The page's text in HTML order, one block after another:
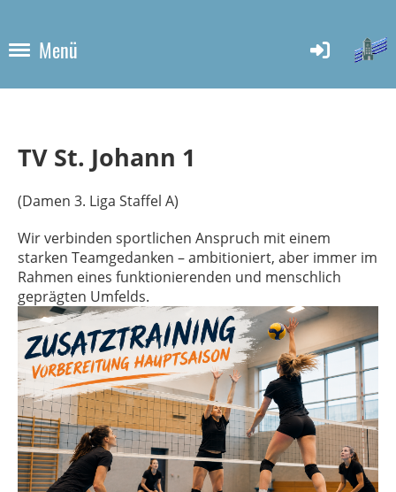
Menü
TV St. Johann 1
(Damen 3. Liga Staffel A)
Wir verbinden sportlichen Anspruch mit einem
starken Teamgedanken – ambitioniert, aber immer im
Rahmen eines funktionierenden und menschlich
geprägten Umfelds.